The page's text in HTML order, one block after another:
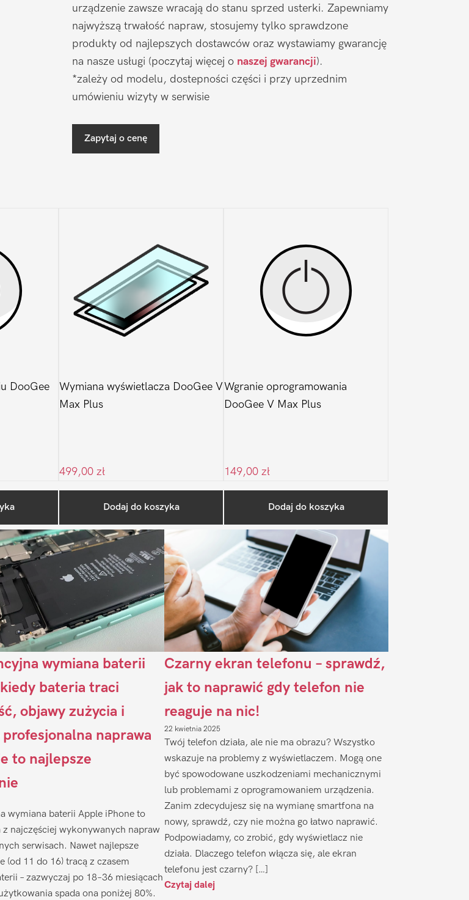
urządzenie zawsze wracają do stanu sprzed usterki. Zapewniamy
najwyższą trwałość napraw, stosujemy tylko sprawdzone
produkty od najlepszych dostawców oraz wystawiamy gwarancję
na nasze usługi (poczytaj więcej o naszej gwarancji).
*zależy od modelu, dostepności części i przy uprzednim
umówieniu wizyty w serwisie
Zapytaj o cenę
DooGee
Wymiana wyświetlacza DooGee V
Max Plus
499,00 zł
Dodaj do koszyka
Wgranie oprogramowania
DooGee V Max Plus
149,00 zł
Dodaj do koszyka
Sidebar
na blogu
wymiana baterii
bateria traci
objawy zużycia i
naprawa
to najlepsze
wymiana baterii Apple iPhone to
z najczęściej wykonywanych napraw
serwisach. Nawet najlepsze
(od 11 do 16) tracą z czasem
– zazwyczaj po 18–36 miesiącach
spada ona poniżej 80%.
Czarny ekran telefonu – sprawdź,
jak to naprawić gdy telefon nie
reaguje na nic!
22 kwietnia 2025
Twój telefon działa, ale nie ma obrazu? Wszystko
wskazuje na problemy z wyświetlaczem. Mogą one
być spowodowane uszkodzeniami mechanicznymi
lub problemami z oprogramowaniem urządzenia.
Zanim zdecydujesz się na wymianę smartfona na
nowy, sprawdź, czy nie można go łatwo naprawić.
Podpowiadamy, co zrobić, gdy wyświetlacz nie
działa. Dlaczego telefon włącza się, ale ekran
telefonu jest czarny? […]
Czytaj dalej